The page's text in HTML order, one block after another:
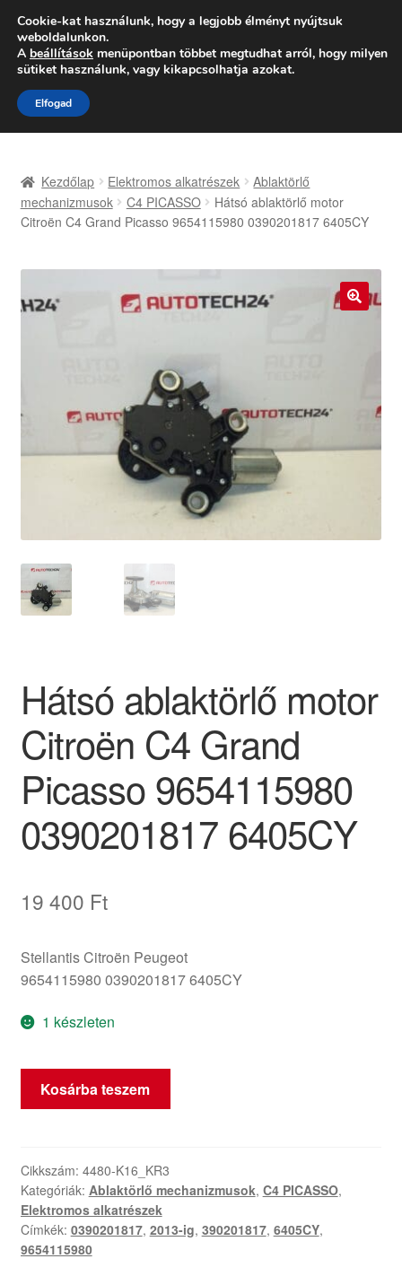
SZÁLLÍTÁS 2618 Ft-tól
Hétfő-Péntek 9:00–16:0006 80 088 054
Ugrás
a
navigációhoz
Kilépés
a
tartalomba
Adatvédelmi irányelvek
Kapcsolatba lépni
Panaszkezelési szabályzat
Saját fiókom
Szekér
Kezdőlap Elektromos alkatrészek
Ablaktörlő
mechanizmusok
C4 PICASSO
Hátsó ablaktörlő motor
Citroën C4 Grand Picasso 9654115980 0390201817 6405CY
Hátsó ablaktörlő motor
Citroën C4 Grand
Picasso 9654115980
0390201817 6405CY
19 400 Ft
Stellantis Citroën Peugeot
9654115980 0390201817 6405CY
1 készleten
Hátsó
ablaktörlő
C4
Grand
Picasso
9654115980
0390201817
Kosárba teszem
Cikkszám: 4480-K16_KR3
Kategóriák: Ablaktörlő mechanizmusok, C4 PICASSO,
Elektromos alkatrészek
Címkék: 0390201817, 2013-ig, 390201817, 6405CY,
9654115980
Cookie-kat használunk, hogy a legjobb élményt nyújtsuk
weboldalunkon.
A beállítások menüpontban többet megtudhat arról, hogy milyen
sütiket használunk, vagy kikapcsolhatja azokat.
Elfogad